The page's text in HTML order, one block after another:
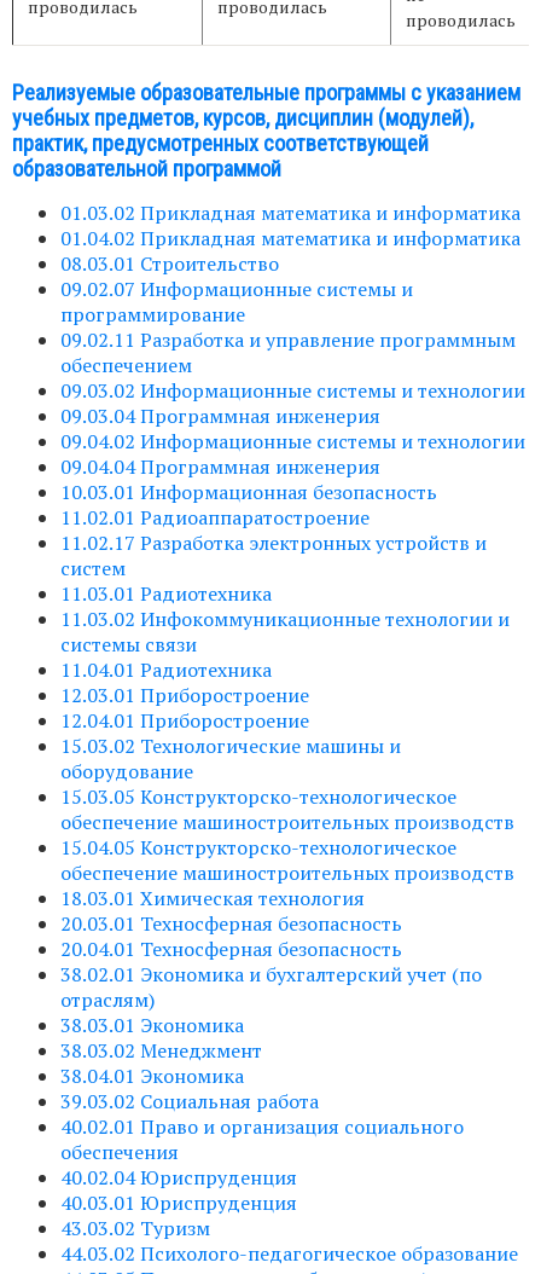
проводилась
проводилась
проводилась
Реализуемые образовательные программы с указанием
учебных предметов, курсов, дисциплин (модулей),
практик, предусмотренных соответствующей
образовательной программой
01.03.02 Прикладная математика и информатика
01.04.02 Прикладная математика и информатика
08.03.01 Строительство
09.02.07 Информационные системы и
программирование
09.02.11 Разработка и управление программным
обеспечением
09.03.02 Информационные системы и технологии
09.03.04 Программная инженерия
09.04.02 Информационные системы и технологии
09.04.04 Программная инженерия
10.03.01 Информационная безопасность
11.02.01 Радиоаппаратостроение
11.02.17 Разработка электронных устройств и
систем
11.03.01 Радиотехника
11.03.02 Инфокоммуникационные технологии и
системы связи
11.04.01 Радиотехника
12.03.01 Приборостроение
12.04.01 Приборостроение
15.03.02 Технологические машины и
оборудование
15.03.05 Конструкторско-технологическое
обеспечение машиностроительных производств
15.04.05 Конструкторско-технологическое
обеспечение машиностроительных производств
18.03.01 Химическая технология
20.03.01 Техносферная безопасность
20.04.01 Техносферная безопасность
38.02.01 Экономика и бухгалтерский учет (по
отраслям)
38.03.01 Экономика
38.03.02 Менеджмент
38.04.01 Экономика
39.03.02 Социальная работа
40.02.01 Право и организация социального
обеспечения
40.02.04 Юриспруденция
40.03.01 Юриспруденция
43.03.02 Туризм
44.03.02 Психолого-педагогическое образование